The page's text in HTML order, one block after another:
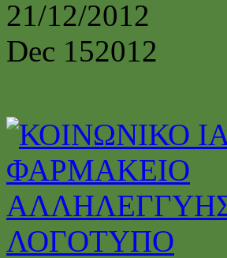
21/12/2012
Dec 152012